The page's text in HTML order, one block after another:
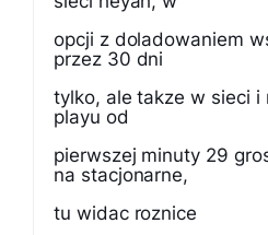
opcji z doladowaniem
przez 30 dni
tylko, ale takze w sieci i
playu od
pierwszej minuty 29
na stacjonarne,
tu widac roznice